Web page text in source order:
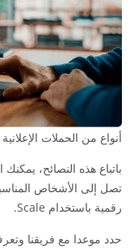
أنواع من الحملات الإعلانية
باتباع هذه النصائح،
تصل إلى الأشخاص
رقمية باستخدام Scale.
حدد موعدا مع فريقنا